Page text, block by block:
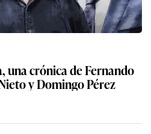
una crónica de Fernando
y Domingo Pérez